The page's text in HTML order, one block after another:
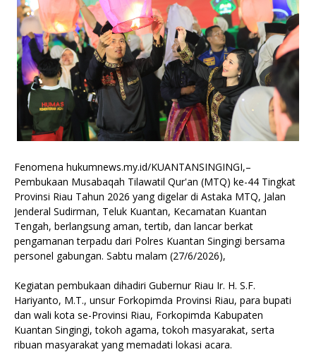
Fenomena hukumnews.my.id/KUANTANSINGINGI,–
Pembukaan Musabaqah Tilawatil Qur'an (MTQ) ke-44 Tingkat
Provinsi Riau Tahun 2026 yang digelar di Astaka MTQ, Jalan
Jenderal Sudirman, Teluk Kuantan, Kecamatan Kuantan
Tengah, berlangsung aman, tertib, dan lancar berkat
pengamanan terpadu dari Polres Kuantan Singingi bersama
personel gabungan. Sabtu malam (27/6/2026),
Kegiatan pembukaan dihadiri Gubernur Riau Ir. H. S.F.
Hariyanto, M.T., unsur Forkopimda Provinsi Riau, para bupati
dan wali kota se-Provinsi Riau, Forkopimda Kabupaten
Kuantan Singingi, tokoh agama, tokoh masyarakat, serta
ribuan masyarakat yang memadati lokasi acara.